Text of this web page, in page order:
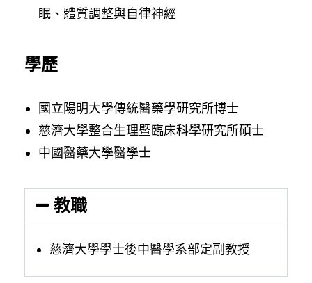
眠、體質調整與自律神經
學歷
國立陽明大學傳統醫藥學研究所博士
慈濟大學整合生理暨臨床科學研究所碩士
中國醫藥大學醫學士
教職
慈濟大學學士後中醫學系部定副教授